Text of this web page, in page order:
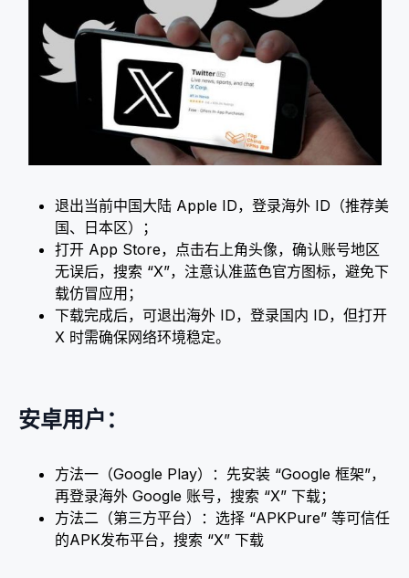
退出当前中国大陆 Apple ID，登录海外 ID（推荐美
国、日本区）；​
打开 App Store，点击右上角头像，确认账号地区
无误后，搜索 “X”，注意认准蓝色官方图标，避免下
载仿冒应用；​
下载完成后，可退出海外 ID，登录国内 ID，但打开
X 时需确保网络环境稳定。​
安卓用户：​
方法一（Google Play）：先安装 “Google 框架”，
再登录海外 Google 账号，搜索 “X” 下载；​
方法二（第三方平台）：选择 “APKPure” 等可信任
的APK发布平台，搜索 “X” 下载